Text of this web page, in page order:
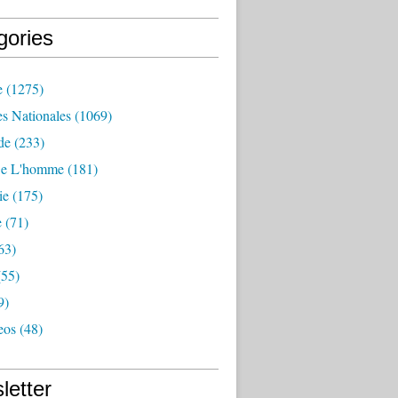
(1275)
Nationales(1069)
(233)
L'homme(181)
(175)
(71)
(48)